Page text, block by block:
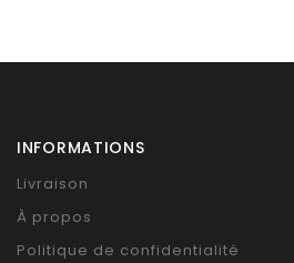
INFORMATIONS
Livraison
À propos
Politique de confidentialité